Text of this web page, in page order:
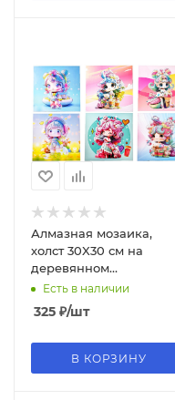
Алмазная мозаика,
холст 30X30 см на
деревянном
подрамнике, частичная
выкладка, 6 дизайнов,
M-12099
Есть в наличии
325 ₽/шт
В КОРЗИНУ